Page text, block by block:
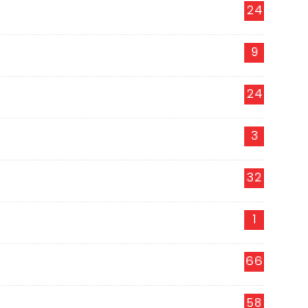
24
9
24
3
32
1
66
58